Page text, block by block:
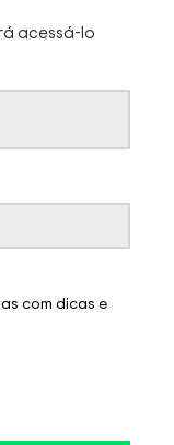
acessá-lo
com dicas e